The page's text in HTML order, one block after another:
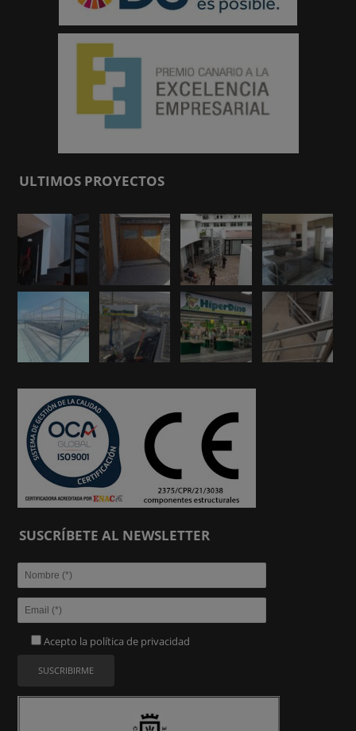
ULTIMOS PROYECTOS
SUSCRÍBETE AL NEWSLETTER
Acepto la política de privacidad